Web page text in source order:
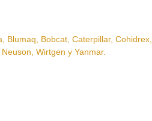
Blumaq, Bobcat, Caterpillar, Cohidrex,
Wirtgen y Yanmar.